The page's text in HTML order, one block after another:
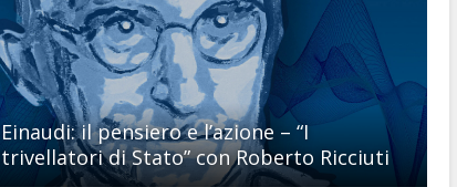
Einaudi: il pensiero e l’azione – “I
trivellatori di Stato” con Roberto Ricciuti